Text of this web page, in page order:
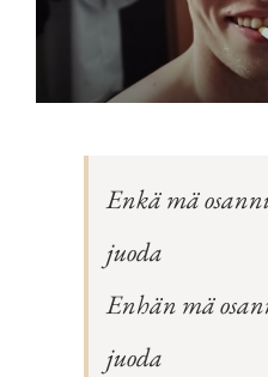
Enkä mä
juoda
Enhän mä
juoda